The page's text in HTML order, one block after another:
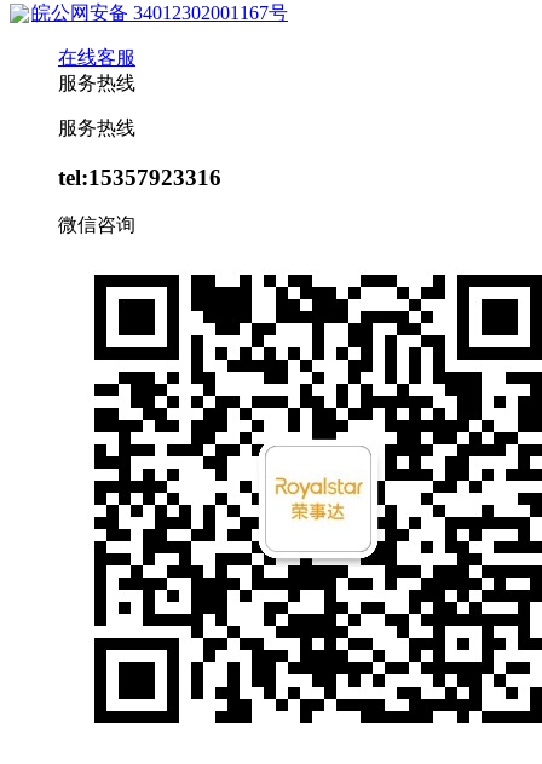
皖公网安备 34012302001167号
在线客服
服务热线
服务热线
tel:15357923316
微信咨询